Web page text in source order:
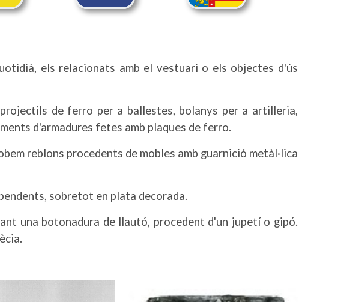
els relacionats amb el vestuari o els objectes d'ús
de ferro per a ballestes, bolanys per a artilleria,
d'armadures fetes amb plaques de ferro.
reblons procedents de mobles amb guarnició metàl·lica
sobretot en plata decorada.
una botonadura de llautó, procedent d'un jupetí o gipó.